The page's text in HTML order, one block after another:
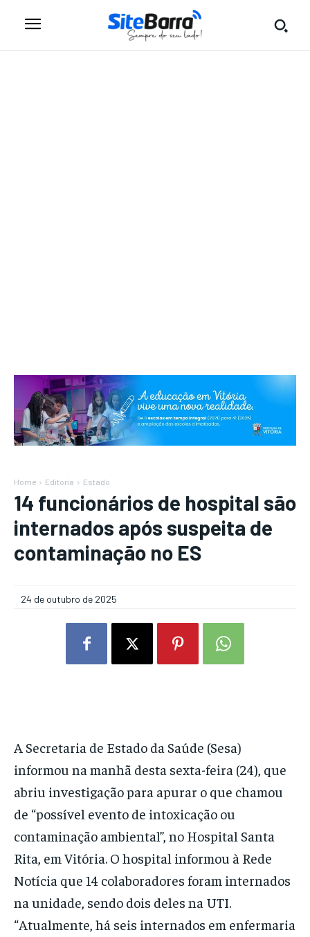
Home Editoria Estado
14 funcionários de hospital são
internados após suspeita de
contaminação no ES
24 de outubro de 2025
A Secretaria de Estado da Saúde (Sesa)
informou na manhã desta sexta-feira (24), que
abriu investigação para apurar o que chamou
de “possível evento de intoxicação ou
contaminação ambiental”, no Hospital Santa
Rita, em Vitória. O hospital informou à Rede
Notícia que 14 colaboradores foram internados
na unidade, sendo dois deles na UTI.
“Atualmente, há seis internados em enfermaria